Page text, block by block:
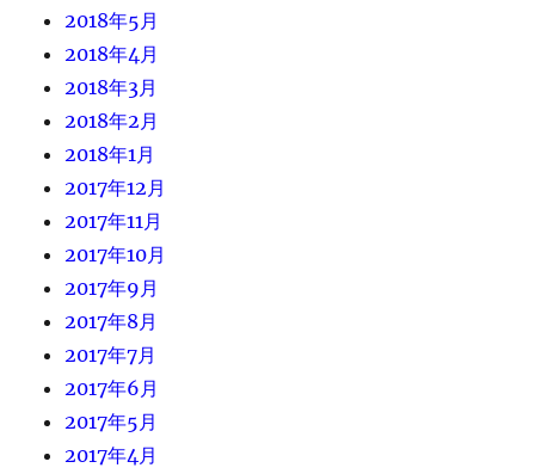
2018年5月
2018年4月
2018年3月
2018年2月
2018年1月
2017年12月
2017年11月
2017年10月
2017年9月
2017年8月
2017年7月
2017年6月
2017年5月
2017年4月